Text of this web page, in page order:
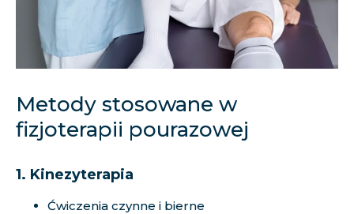
Metody stosowane w
fizjoterapii pourazowej
1. Kinezyterapia
Ćwiczenia czynne i bierne